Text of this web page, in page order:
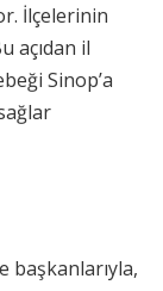
İlçelerinin
açıdan il
Sinop’a
başkanlarıyla,